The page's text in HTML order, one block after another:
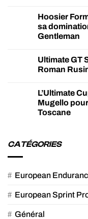
Hoosier
sa
Gentleman
Ultimate GT
Roman
L’Ultimate
Mugello
Toscane
CATÉGORIES
European
European Sprint
Général